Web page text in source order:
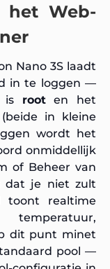
het Web-
Nano 3S laadt
in te loggen —
is rooten het
in kleine
wordt het
onmiddellijk
of Beheer van
dat je niet zult
toont realtime
dit punt minet
pool —